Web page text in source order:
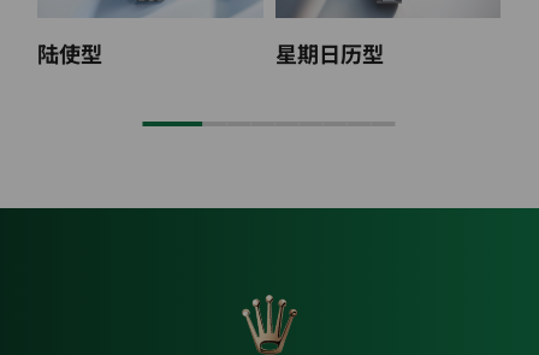
陆使型 星期日历型